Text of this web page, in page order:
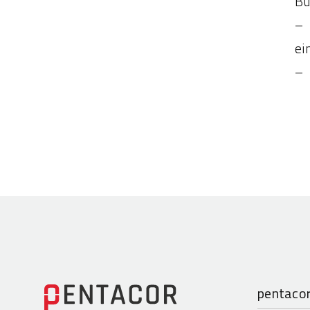
–
–
pentacor